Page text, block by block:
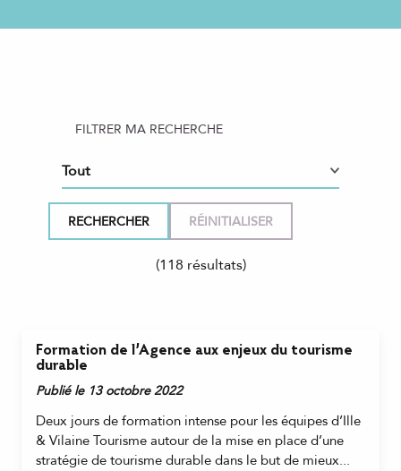
FILTRER MA RECHERCHE
(118 résultats)
Formation de l’Agence aux enjeux du tourisme
durable
Publié le 13 octobre 2022
Deux jours de formation intense pour les équipes d’Ille
& Vilaine Tourisme autour de la mise en place d’une
stratégie de tourisme durable dans le but de mieux...